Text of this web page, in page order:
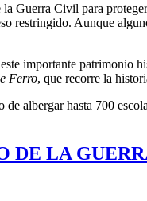
la Guerra Civil para
restringido. Aunque
importante patrimonio
Ferro, que recorre la
albergar hasta 700
DE LA